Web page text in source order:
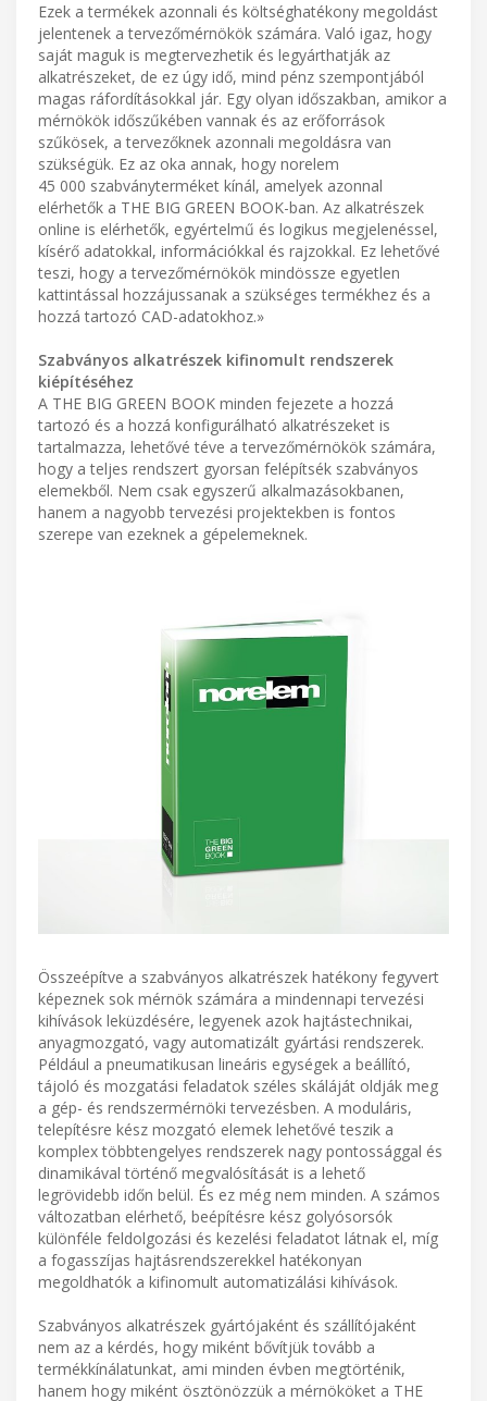
Ezek a termékek azonnali és költséghatékony megoldást
jelentenek a tervezőmérnökök számára. Való igaz, hogy
saját maguk is megtervezhetik és legyárthatják az
alkatrészeket, de ez úgy idő, mind pénz szempontjából
magas ráfordításokkal jár. Egy olyan időszakban, amikor a
mérnökök időszűkében vannak és az erőforrások
szűkösek, a tervezőknek azonnali megoldásra van
szükségük. Ez az oka annak, hogy norelem
45 000 szabványterméket kínál, amelyek azonnal
elérhetők a THE BIG GREEN BOOK-ban. Az alkatrészek
online is elérhetők, egyértelmű és logikus megjelenéssel,
kísérő adatokkal, információkkal és rajzokkal. Ez lehetővé
teszi, hogy a tervezőmérnökök mindössze egyetlen
kattintással hozzájussanak a szükséges termékhez és a
hozzá tartozó CAD-adatokhoz.»
Szabványos alkatrészek kifinomult rendszerek
kiépítéséhez
A THE BIG GREEN BOOK minden fejezete a hozzá
tartozó és a hozzá konfigurálható alkatrészeket is
tartalmazza, lehetővé téve a tervezőmérnökök számára,
hogy a teljes rendszert gyorsan felépítsék szabványos
elemekből. Nem csak egyszerű alkalmazásokbanen,
hanem a nagyobb tervezési projektekben is fontos
szerepe van ezeknek a gépelemeknek.
Összeépítve a szabványos alkatrészek hatékony fegyvert
képeznek sok mérnök számára a mindennapi tervezési
kihívások leküzdésére, legyenek azok hajtástechnikai,
anyagmozgató, vagy automatizált gyártási rendszerek.
Például a pneumatikusan lineáris egységek a beállító,
tájoló és mozgatási feladatok széles skáláját oldják meg
a gép- és rendszermérnöki tervezésben. A moduláris,
telepítésre kész mozgató elemek lehetővé teszik a
komplex többtengelyes rendszerek nagy pontossággal és
dinamikával történő megvalósítását is a lehető
legrövidebb időn belül. És ez még nem minden. A számos
változatban elérhető, beépítésre kész golyósorsók
különféle feldolgozási és kezelési feladatot látnak el, míg
a fogasszíjas hajtásrendszerekkel hatékonyan
megoldhatók a kifinomult automatizálási kihívások.
Szabványos alkatrészek gyártójaként és szállítójaként
nem az a kérdés, hogy miként bővítjük tovább a
termékkínálatunkat, ami minden évben megtörténik,
hanem hogy miként ösztönözzük a mérnököket a THE